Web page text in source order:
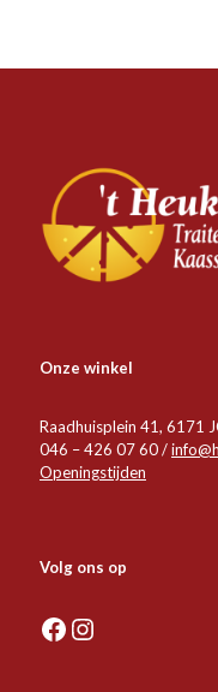
Onze winkel
Raadhuisplein 41, 6171
046 – 426 07 60 /
Openingstijden
Volg ons op
Facebook
Instagram